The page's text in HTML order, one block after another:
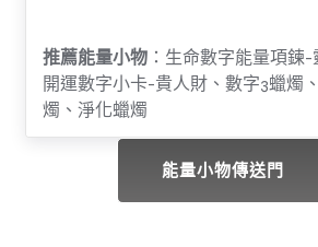
推薦能量小物 ：生命數字能量項鍊-
開運數字小卡-貴人財、數字3蠟燭
燭、淨化蠟燭
能量小物傳送門